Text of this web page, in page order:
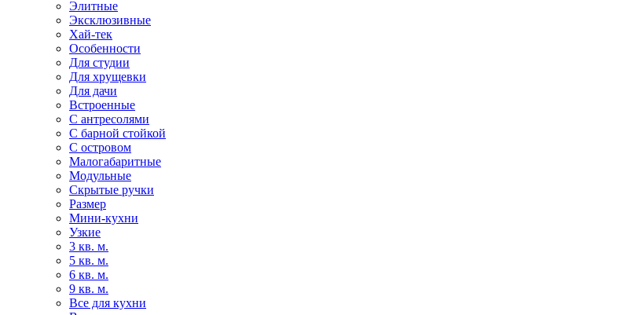
Элитные
Эксклюзивные
Хай-тек
Особенности
Для студии
Для хрущевки
Для дачи
Встроенные
С антресолями
С барной стойкой
С островом
Малогабаритные
Модульные
Скрытые ручки
Размер
Мини-кухни
Узкие
3 кв. м.
5 кв. м.
6 кв. м.
9 кв. м.
Все для кухни